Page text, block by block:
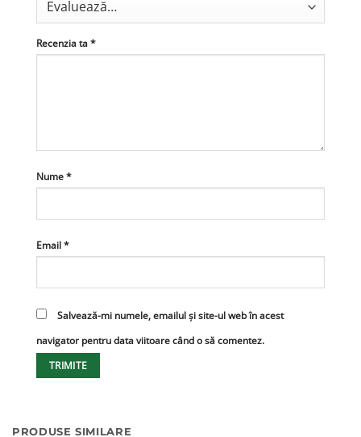
Recenzia ta *
Nume *
Email *
Salvează-mi numele, emailul și site-ul web în acest
navigator pentru data viitoare când o să comentez.
PRODUSE SIMILARE